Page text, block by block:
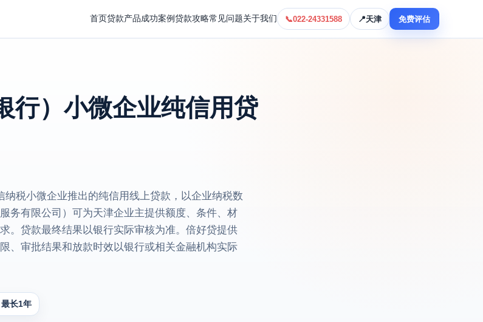
首页贷款产品成功案例 贷款攻略常见问题关于我们 📞022-24331588 📍天津 免费评估
行）小微企业纯信用贷
税小微企业推出的纯信用线上贷款，以企业纳税数
务有限公司）可为天津企业主提供额度、条件、材
。贷款最终结果以银行实际审核为准。倍好贷提供
、审批结果和放款时效以银行或相关金融机构实际
长1年